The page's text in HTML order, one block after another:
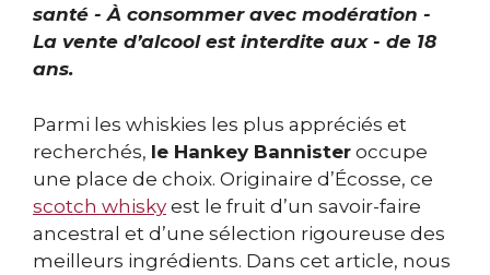
santé - À consommer avec modération -
La vente d’alcool est interdite aux - de 18
ans.
Parmi les whiskies les plus appréciés et
recherchés, le Hankey Bannister occupe
une place de choix. Originaire d’Écosse, ce
scotch whisky est le fruit d’un savoir-faire
ancestral et d’une sélection rigoureuse des
meilleurs ingrédients. Dans cet article, nous